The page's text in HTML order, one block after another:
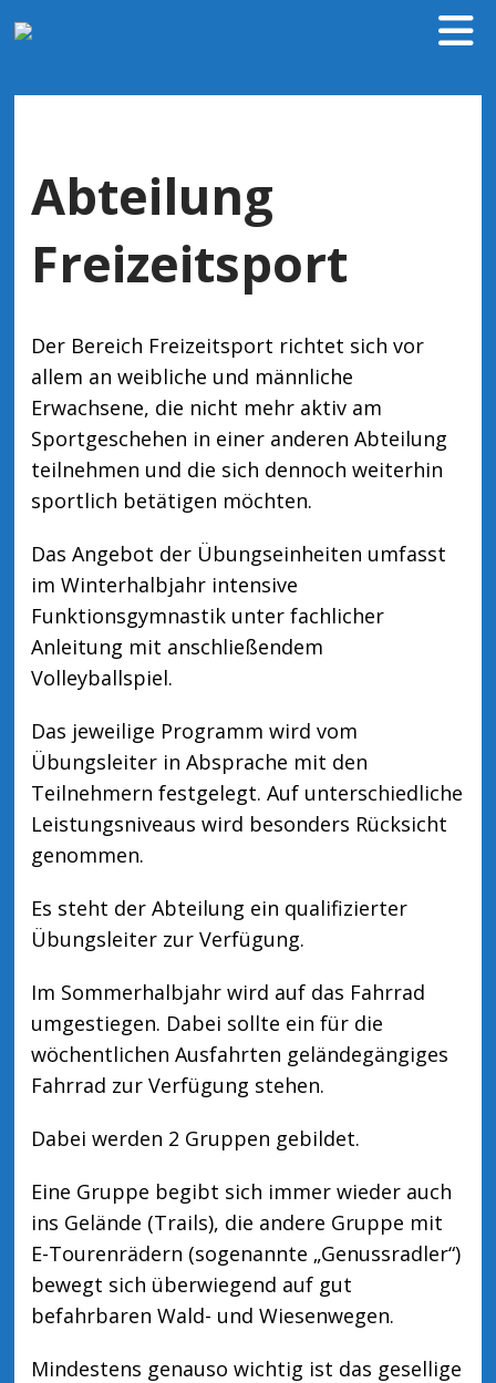
Abteilung
Freizeitsport
Der Bereich Freizeitsport richtet sich vor
allem an weibliche und männliche
Erwachsene, die nicht mehr aktiv am
Sportgeschehen in einer anderen Abteilung
teilnehmen und die sich dennoch weiterhin
sportlich betätigen möchten.
Das Angebot der Übungseinheiten umfasst
im Winterhalbjahr intensive
Funktionsgymnastik unter fachlicher
Anleitung mit anschließendem
Volleyballspiel.
Das jeweilige Programm wird vom
Übungsleiter in Absprache mit den
Teilnehmern festgelegt. Auf unterschiedliche
Leistungsniveaus wird besonders Rücksicht
genommen.
Es steht der Abteilung ein qualifizierter
Übungsleiter zur Verfügung.
Im Sommerhalbjahr wird auf das Fahrrad
umgestiegen. Dabei sollte ein für die
wöchentlichen Ausfahrten geländegängiges
Fahrrad zur Verfügung stehen.
Dabei werden 2 Gruppen gebildet.
Eine Gruppe begibt sich immer wieder auch
ins Gelände (Trails), die andere Gruppe mit
E-Tourenrädern (sogenannte „Genussradler“)
bewegt sich überwiegend auf gut
befahrbaren Wald- und Wiesenwegen.
Mindestens genauso wichtig ist das gesellige